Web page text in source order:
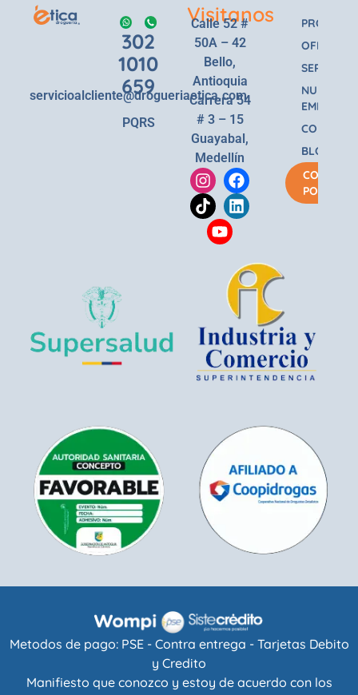
302
1010
659
servicioalcliente@drogueriaetica.com
PQRS
Visitanos
Calle 52 #
50A – 42
Bello,
Antioquia
Carrera 54
# 3 – 15
Guayabal,
Medellín
OFERTAS
SERVICIOS
NUESTRA
EMPRESA
BLOG
COMPRA
POR
Metodos de pago: PSE - Contra entrega - Tarjetas Debito
y Credito
Manifiesto que conozco y estoy de acuerdo con los